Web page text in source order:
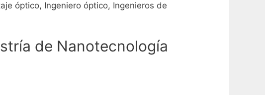
óptico, Ingeniero óptico, Ingenieros de
de Nanotecnología